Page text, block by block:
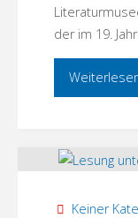
der im 19.
Keiner